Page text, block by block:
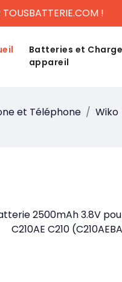
TOUSBATTERIE.COM !
Batteries et
appareil
et Téléphone Wiko